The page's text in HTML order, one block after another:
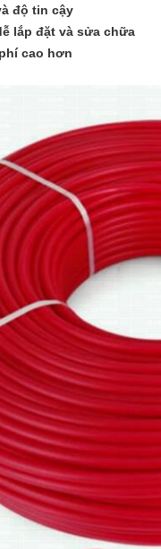
độ tin cậy
lắp đặt và sửa chữa
cao hơn